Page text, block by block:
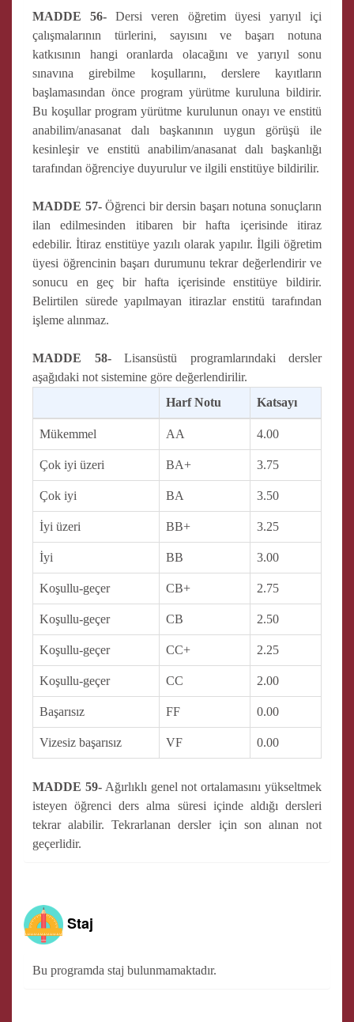
MADDE 56- Dersi veren öğretim üyesi yarıyıl içi
çalışmalarının türlerini, sayısını ve başarı notuna
katkısının hangi oranlarda olacağını ve yarıyıl sonu
sınavına girebilme koşullarını, derslere kayıtların
başlamasından önce program yürütme kuruluna bildirir.
Bu koşullar program yürütme kurulunun onayı ve enstitü
anabilim/anasanat dalı başkanının uygun görüşü ile
kesinleşir ve enstitü anabilim/anasanat dalı başkanlığı
tarafından öğrenciye duyurulur ve ilgili enstitüye bildirilir.
MADDE 57-Öğrenci bir dersin başarı notuna sonuçların
ilan edilmesinden itibaren bir hafta içerisinde itiraz
edebilir. İtiraz enstitüye yazılı olarak yapılır. İlgili öğretim
üyesi öğrencinin başarı durumunu tekrar değerlendirir ve
sonucu en geç bir hafta içerisinde enstitüye bildirir.
Belirtilen sürede yapılmayan itirazlar enstitü tarafından
işleme alınmaz.
MADDE 58-Lisansüstü programlarındaki dersler
aşağıdaki not sistemine göre değerlendirilir.
Harf Notu
Katsayı
Mükemmel AA 4.00
Çok iyi üzeri BA+ 3.75
Çok iyi BA 3.50
İyi üzeri BB+ 3.25
İyi BB 3.00
Koşullu-geçer CB+ 2.75
Koşullu-geçer CB 2.50
Koşullu-geçer CC+ 2.25
Koşullu-geçer CC 2.00
Başarısız FF 0.00
Vizesiz başarısız VF 0.00
MADDE 59-Ağırlıklı genel not ortalamasını yükseltmek
isteyen öğrenci ders alma süresi içinde aldığı dersleri
tekrar alabilir. Tekrarlanan dersler için son alınan not
geçerlidir.
Staj
Bu programda staj bulunmamaktadır.